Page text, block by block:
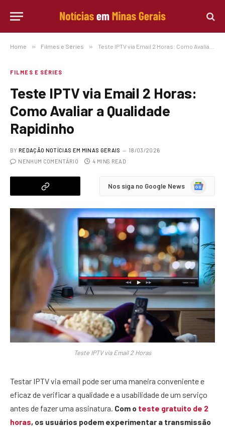
Home » Filmes e Séries » Teste IPTV via Email 2 Horas: Como Avaliar a Qualidade Rapidinho
FILMES E SÉRIES
Teste IPTV via Email 2 Horas:
Como Avaliar a Qualidade
Rapidinho
BY REDAÇÃO NOTÍCIAS EM MINAS GERAIS
18/03/2026
NENHUM COMENTÁRIO
4 MINS READ
Nos siga no Google News
Google
Teste IPTV via Email 2 Horas
Testar IPTV via email pode ser uma maneira conveniente e
eficaz de verificar a qualidade e a usabilidade de um serviço
antes de fazer uma assinatura. Com o teste gratuito de 2
horas, os usuários podem experimentar a transmissão